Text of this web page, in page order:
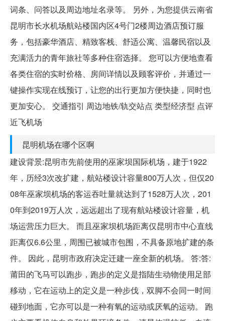
词条、问答以及周边地址名录等。 另外，为您提供云南省
昆明市长水机场航站楼国内区4号门2楼周边酒店预订服
务，包括豪华酒店、精致客栈、舒适公寓、温馨民宿以及
充满活力的青年旅社等多种住宿选择。 您可以方便地查看
各类住宿的实时价格、房间详情以及顾客评价，并通过一
键操作实现在线预订，让您的出行更加方便快捷，同时也
更加安心。 交通指引 周边地铁/轨交站点 类型经济型 点评
近飞机场
昆明机场在哪个区啊
建设背景:昆明市先前使用的巫家坝国际机场，建于1922
年，历经3次改扩建，航站楼设计容量800万人次，但仅20
08年巫家坝机场的客运吞吐量就达到了1528万人次，201
0年到2019万人次，远远超出了现有航站楼设计容量，机
场运营压力巨大。 而且巫家坝机场距离仅昆明市中心直线
距离仅6.6公里，周围已被城市包围，不具备原地扩建的条
件。 因此，昆明市政府决定迁建一座全新的机场。 答:答:
莆田的飞马可以跑步，跑步的定义是指陆生动物使用足部
移动，它在运动上的定义是一种步伐，双脚不会同一时间
碰到地面，它亦可以是一种有氧的运动或厌氧的运动。 跑